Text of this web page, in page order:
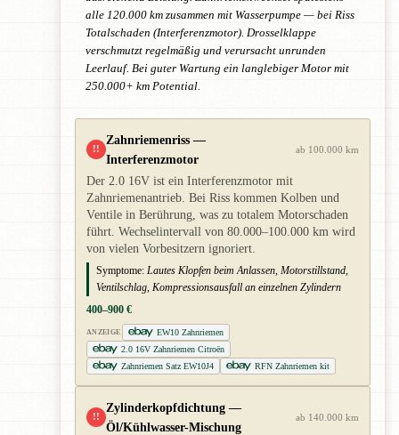
alle 120.000 km zusammen mit Wasserpumpe — bei Riss
Totalschaden (Interferenzmotor). Drosselklappe
verschmutzt regelmäßig und verursacht unrunden
Leerlauf. Bei guter Wartung ein langlebiger Motor mit
250.000+ km Potential.
!!
Zahnriemenriss —
Interferenzmotor
ab 100.000 km
Der 2.0 16V ist ein Interferenzmotor mit
Zahnriemenantrieb. Bei Riss kommen Kolben und
Ventile in Berührung, was zu totalem Motorschaden
führt. Wechselintervall von 80.000–100.000 km wird
von vielen Vorbesitzern ignoriert.
Symptome: Lautes Klopfen beim Anlassen, Motorstillstand,
Ventilschlag, Kompressionsausfall an einzelnen Zylindern
400–900 €
ANZEIGE
EW10 Zahnriemen
2.0 16V Zahnriemen Citroën
Zahnriemen Satz EW10J4
RFN Zahnriemen kit
!!
Zylinderkopfdichtung —
Öl/Kühlwasser-Mischung
ab 140.000 km